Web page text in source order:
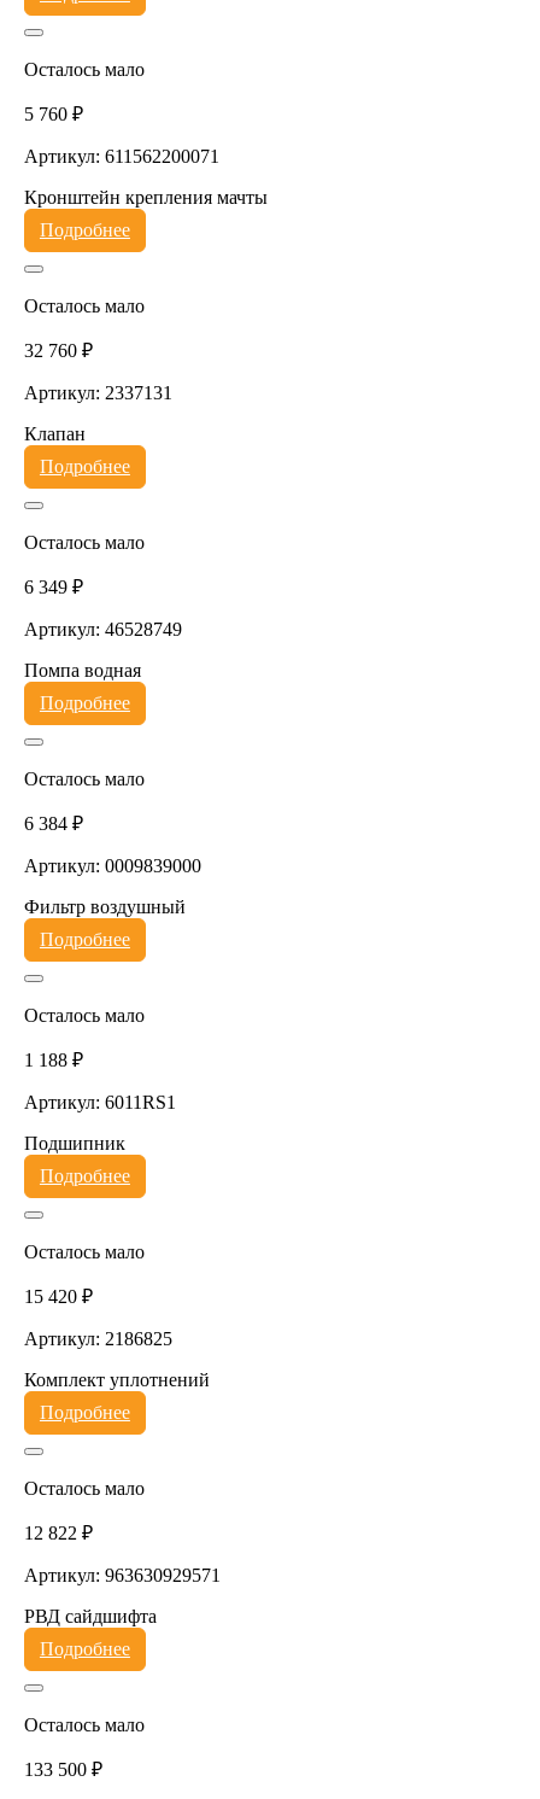
Осталось мало
5 760 ₽
Артикул: 611562200071
Кронштейн крепления мачты
Подробнее
Осталось мало
32 760 ₽
Артикул: 2337131
Клапан
Подробнее
Осталось мало
6 349 ₽
Артикул: 46528749
Помпа водная
Подробнее
Осталось мало
6 384 ₽
Артикул: 0009839000
Фильтр воздушный
Подробнее
Осталось мало
1 188 ₽
Артикул: 6011RS1
Подшипник
Подробнее
Осталось мало
15 420 ₽
Артикул: 2186825
Комплект уплотнений
Подробнее
Осталось мало
12 822 ₽
Артикул: 963630929571
РВД сайдшифта
Подробнее
Осталось мало
133 500 ₽